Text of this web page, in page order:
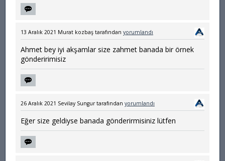
13 Aralık 2021 Murat kozbaş tarafından yorumlandı
Ahmet bey iyi akşamlar size zahmet banada bir örnek
gönderirimisiz
26 Aralık 2021 Sevilay Sungur tarafından yorumlandı
Eğer size geldiyse banada gönderirmisiniz lütfen